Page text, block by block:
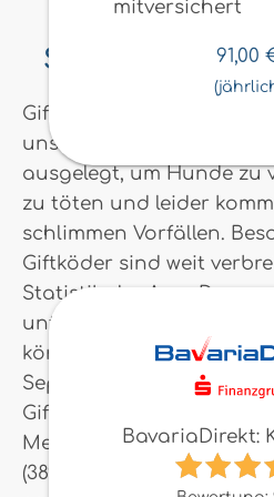
So gefährlich
Giftköder sind eine
unsere Vierbeiner. Sie
ausgelegt, um Hunde zu
zu töten und leider
schlimmen Vorfällen.
Giftköder sind weit
Statistik der App
unter anderem auch
können, gab es zwischen
September 2024 allein für
Giftköder-Funde. Auch in
Meldungen), München
(389 Meldungen) und
mitversichert
91,00
BavariaDirekt: